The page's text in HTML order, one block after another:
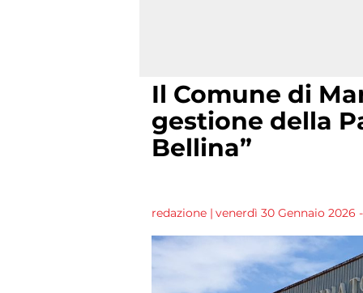
Il Comune di
gestione della
Bellina”
redazione | venerdì 30 Gennaio 2026 -